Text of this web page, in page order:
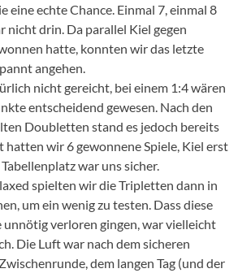
eine echte Chance. Einmal 7, einmal 8
nicht drin. Da parallel Kiel gegen
hatte, konnten wir das letzte
angehen.
nicht gereicht, bei einem 1:4 wären
entscheidend gewesen. Nach den
Doubletten stand es jedoch bereits
hatten wir 6 gewonnene Spiele, Kiel erst
war uns sicher.
spielten wir die Tripletten dann in
um ein wenig zu testen. Dass diese
unnötig verloren gingen, war vielleicht
Die Luft war nach dem sicheren
dem langen Tag (und der